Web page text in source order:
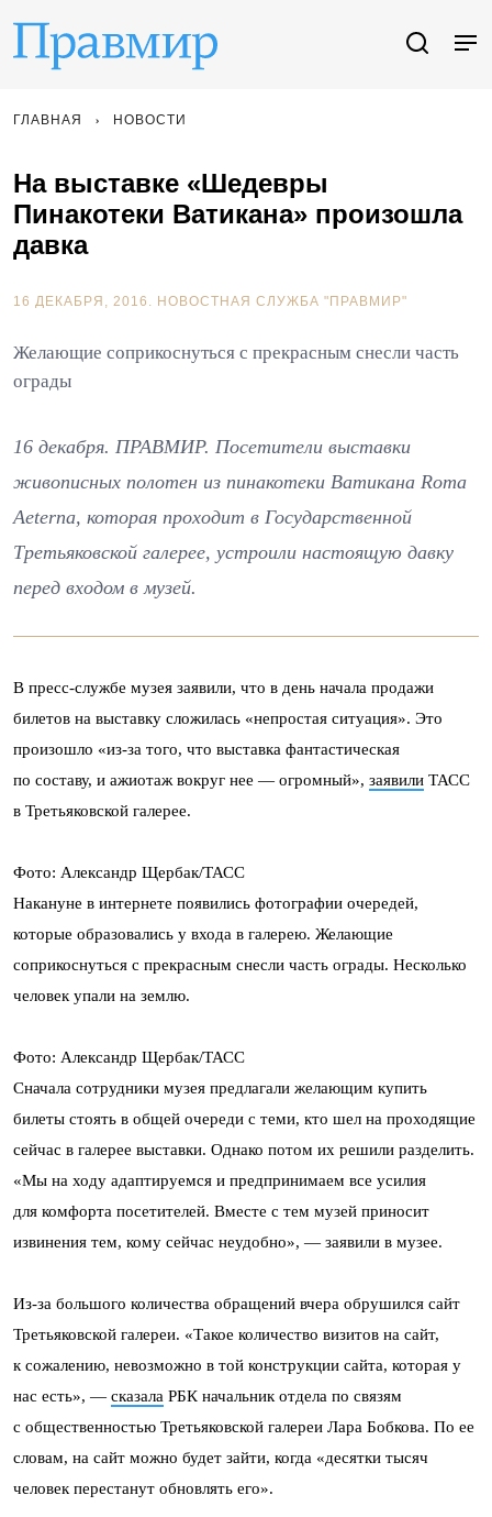
ГЛАВНАЯ НОВОСТИ
На выставке «Шедевры
Пинакотеки Ватикана» произошла
давка
16 ДЕКАБРЯ, 2016. НОВОСТНАЯ СЛУЖБА "ПРАВМИР"
Желающие соприкоснуться с прекрасным снесли часть
ограды
16 декабря. ПРАВМИР. Посетители выставки
живописных полотен из пинакотеки Ватикана Roma
Aeterna, которая проходит в Государственной
Третьяковской галерее, устроили настоящую давку
перед входом в музей.
В пресс-службе музея заявили, что в день начала продажи
билетов на выставку сложилась «непростая ситуация». Это
произошло «из-за того, что выставка фантастическая
по составу, и ажиотаж вокруг нее — огромный», заявили ТАСС
в Третьяковской галерее.
Фото: Александр Щербак/ТАСС
Накануне в интернете появились фотографии очередей,
которые образовались у входа в галерею. Желающие
соприкоснуться с прекрасным снесли часть ограды. Несколько
человек упали на землю.
Фото: Александр Щербак/ТАСС
Сначала сотрудники музея предлагали желающим купить
билеты стоять в общей очереди с теми, кто шел на проходящие
сейчас в галерее выставки. Однако потом их решили разделить.
«Мы на ходу адаптируемся и предпринимаем все усилия
для комфорта посетителей. Вместе с тем музей приносит
извинения тем, кому сейчас неудобно», — заявили в музее.
Из-за большого количества обращений вчера обрушился сайт
Третьяковской галереи. «Такое количество визитов на сайт,
к сожалению, невозможно в той конструкции сайта, которая у
нас есть», — сказала РБК начальник отдела по связям
с общественностью Третьяковской галереи Лара Бобкова. По ее
словам, на сайт можно будет зайти, когда «десятки тысяч
человек перестанут обновлять его».